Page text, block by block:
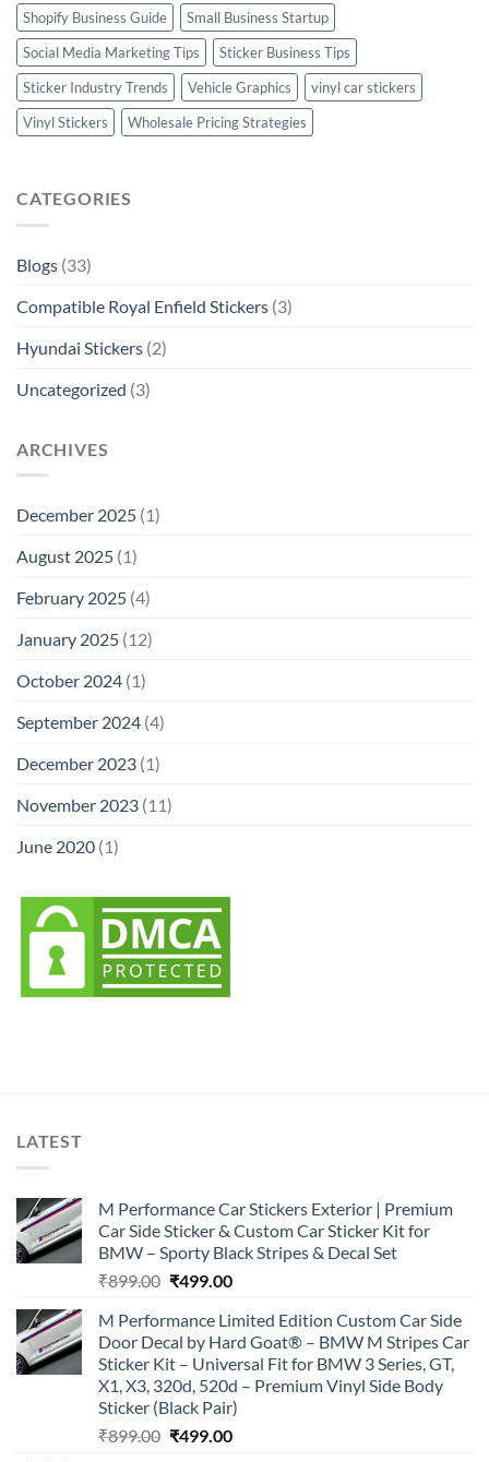
Shopify Business Guide
Small Business Startup
Social Media Marketing Tips
Sticker Business Tips
Sticker Industry Trends
Vehicle Graphics
vinyl car stickers
Vinyl Stickers
Wholesale Pricing Strategies
CATEGORIES
Blogs (33)
Compatible Royal Enfield Stickers (3)
Hyundai Stickers (2)
Uncategorized (3)
ARCHIVES
December 2025 (1)
August 2025 (1)
February 2025 (4)
January 2025 (12)
October 2024 (1)
September 2024 (4)
December 2023 (1)
November 2023 (11)
June 2020 (1)
LATEST
M Performance Car Stickers Exterior | Premium
Car Side Sticker & Custom Car Sticker Kit for
BMW – Sporty Black Stripes & Decal Set
₹899.00 Original
was:
₹899.00.
₹499.00Current
is:
₹499.00.
M Performance Limited Edition Custom Car Side
Door Decal by Hard Goat® – BMW M Stripes Car
Sticker Kit – Universal Fit for BMW 3 Series, GT,
X1, X3, 320d, 520d – Premium Vinyl Side Body
Sticker (Black Pair)
₹899.00 Original
₹499.00Current